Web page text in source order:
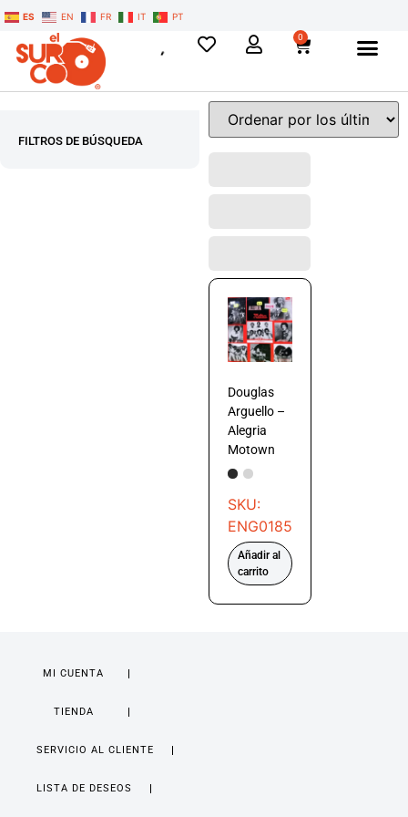
ES EN FR IT PT
0
FILTROS DE BÚSQUEDA
Douglas
Arguello –
Alegria
Motown
SKU:
ENG0185
Añadir al
carrito
MI CUENTA
TIENDA
SERVICIO AL CLIENTE
LISTA DE DESEOS